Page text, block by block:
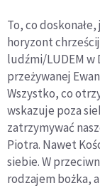
To, co
horyzont
ludźmi/LUDEM w
przeżywanej
Wszystko, co
wskazuje poza
zatrzymywać
Piotra. Nawet
siebie. W
rodzajem bożka,